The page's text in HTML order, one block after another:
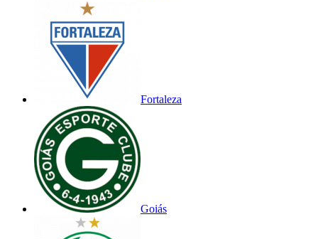
Fortaleza
Goiás